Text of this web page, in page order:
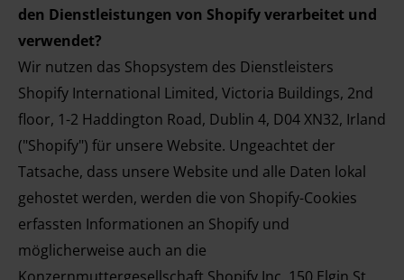
den Dienstleistungen von Shopify verarbeitet und
verwendet?
Wir nutzen das Shopsystem des Dienstleisters
Shopify International Limited, Victoria Buildings, 2nd
floor, 1-2 Haddington Road, Dublin 4, D04 XN32, Irland
("Shopify") für unsere Website. Ungeachtet der
Tatsache, dass unsere Website und alle Daten lokal
gehostet werden, werden die von Shopify-Cookies
erfassten Informationen an Shopify und
möglicherweise auch an die